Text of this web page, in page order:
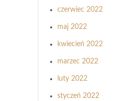
czerwiec 2022
maj 2022
kwiecień 2022
marzec 2022
luty 2022
styczeń 2022